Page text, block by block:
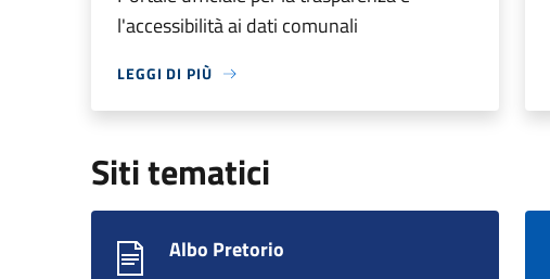
l'accessibilità ai dati comunali
LEGGI DI PIÙ
Siti tematici
Albo Pretorio